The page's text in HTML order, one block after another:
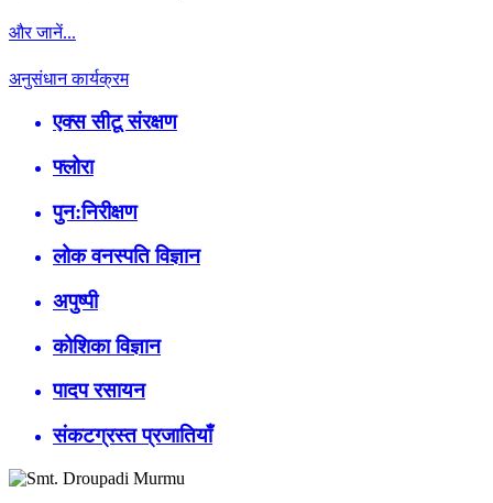
और जानें...
अनुसंधान कार्यक्रम
एक्स सीटू संरक्षण
फ्लोरा
पुन:निरीक्षण
लोक वनस्पति विज्ञान
अपुष्पी
कोशिका विज्ञान
पादप रसायन
संकटग्रस्त प्रजातियाँ